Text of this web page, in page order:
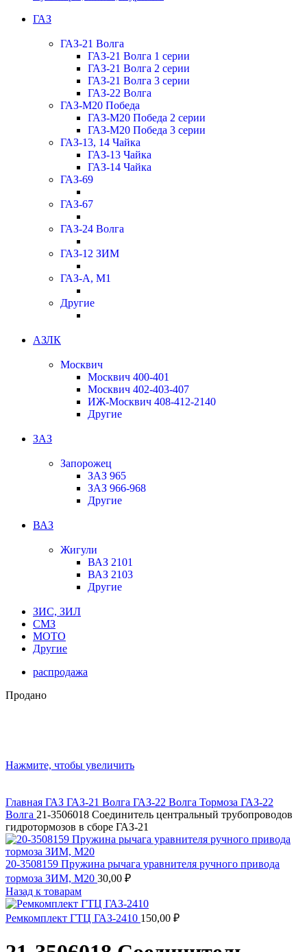
ГАЗ
ГАЗ-21 Волга
ГАЗ-21 Волга 1 серии
ГАЗ-21 Волга 2 серии
ГАЗ-21 Волга 3 серии
ГАЗ-22 Волга
ГАЗ-М20 Победа
ГАЗ-М20 Победа 2 серии
ГАЗ-М20 Победа 3 серии
ГАЗ-13, 14 Чайка
ГАЗ-13 Чайка
ГАЗ-14 Чайка
ГАЗ-69
ГАЗ-67
ГАЗ-24 Волга
ГАЗ-12 ЗИМ
ГАЗ-А, М1
Другие
АЗЛК
Москвич
Москвич 400-401
Москвич 402-403-407
ИЖ-Москвич 408-412-2140
Другие
ЗАЗ
Запорожец
ЗАЗ 965
ЗАЗ 966-968
Другие
ВАЗ
Жигули
ВАЗ 2101
ВАЗ 2103
Другие
ЗИС, ЗИЛ
СМЗ
МОТО
Другие
распродажа
Продано
Нажмите, чтобы увеличить
Главная ГАЗ ГАЗ-21 Волга ГАЗ-22 Волга Тормоза ГАЗ-22
Волга 21-3506018 Соединитель центральный трубопроводов
гидротормозов в сборе ГАЗ-21
20-3508159 Пружина рычага уравнителя ручного привода
тормоза ЗИМ, М20 30,00 ₽
Назад к товарам
Ремкомплект ГТЦ ГАЗ-2410 150,00 ₽